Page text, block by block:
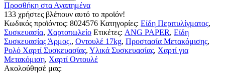
Προσθήκη στα Αγαπημένα
133 χρήστες βλέπουν αυτό το προϊόν!
Κωδικός προϊόντος: 8024576 Κατηγορίες: Είδη Περιτυλίγματος,
Συσκευασία, Χαρτοπωλείο Ετικέτες: ANG PAPER, Είδη
Συσκευασίας Άρμος., Οντουλέ 17kg, Προστασία Μετακόμισης,
Ρολό Χαρτί Συσκευασίας, Υλικά Συσκευασίας, Χαρτί για
Μετακόμιση, Χαρτί Οντουλέ
Ακολούθησέ μας: